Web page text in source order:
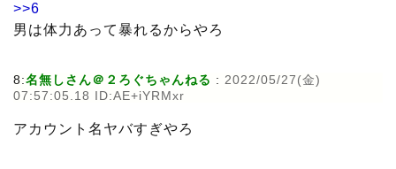
>>6
男は体力あって暴れるからやろ
8:名無しさん＠２ろぐちゃんねる : 2022/05/27(金)
07:57:05.18 ID:AE+iYRMxr
アカウント名ヤバすぎやろ